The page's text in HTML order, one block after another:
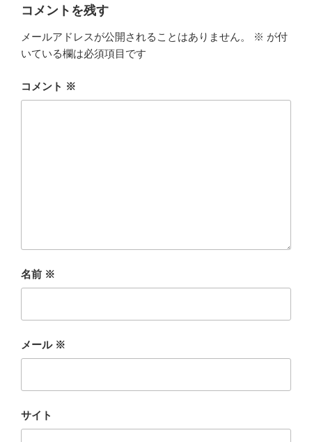
コメントを残す
メールアドレスが公開されることはありません。 ※ が付
いている欄は必須項目です
コメント ※
名前 ※
メール ※
サイト